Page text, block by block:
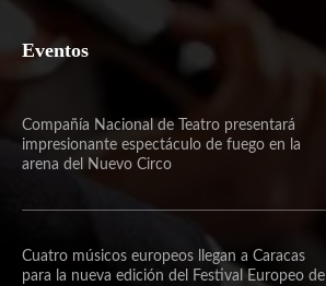
Eventos
Compañía Nacional de Teatro presentará
impresionante espectáculo de fuego en la
arena del Nuevo Circo
Cuatro músicos europeos llegan a Caracas
para la nueva edición del Festival Europeo de